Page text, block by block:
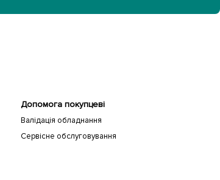
Допомога покупцеві
Валідація обладнання
Сервісне обслуговування